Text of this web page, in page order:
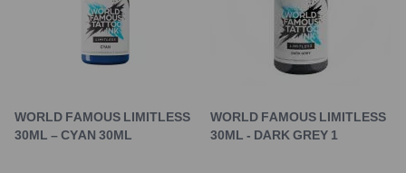
WORLD FAMOUS LIMITLESS
30ML – CYAN 30ML
WORLD FAMOUS LIMITLESS
30ML - DARK GREY 1